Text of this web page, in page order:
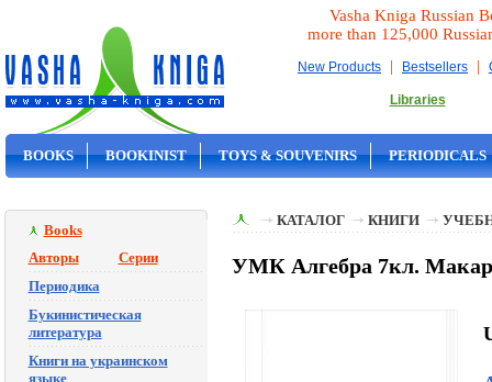
Vasha Kniga Russian
more than 125,000
New Products | Bestsellers |
Libraries
BOOKS BOOKINIST TOYS & SOUVENIRS PERIODICALS
Books
Авторы
Серии
Периодика
Букинистическая
литература
Книги на украинском
языке
КАТАЛОГ КНИГИ
УМК Алгебра 7кл.